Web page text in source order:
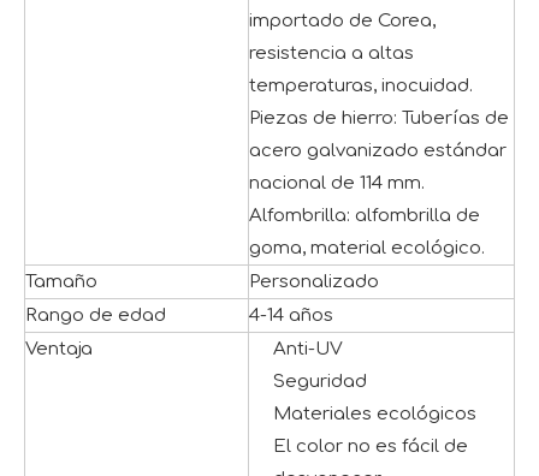
importado de Corea,
resistencia a altas
temperaturas, inocuidad.
Piezas de hierro: Tuberías de
acero galvanizado estándar
nacional de 114 mm.
Alfombrilla: alfombrilla de
goma, material ecológico.
Tamaño
Personalizado
Rango de edad
4-14 años
Ventaja
Anti-UV
Seguridad
Materiales ecológicos
El color no es fácil de